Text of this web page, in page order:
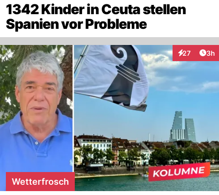
1342 Kinder in Ceuta stellen
Spanien vor Probleme
27
Interaktionen
3h
Wetterfrosch